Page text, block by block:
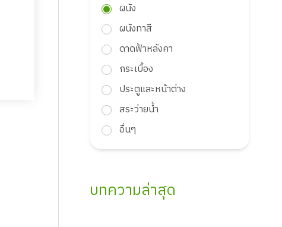
ผนัง
ผนังทาสี
ดาดฟ้าหลังคา
กระเบื้อง
ประตูและหน้าต่าง
สระว่ายน้ำ
อื่นๆ
บทความล่าสุด